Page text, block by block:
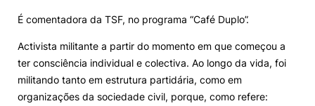
É comentadora da TSF, no programa “Café Duplo”.
Activista militante a partir do momento em que começou a
ter consciência individual e colectiva. Ao longo da vida, foi
militando tanto em estrutura partidária, como em
organizações da sociedade civil, porque, como refere: